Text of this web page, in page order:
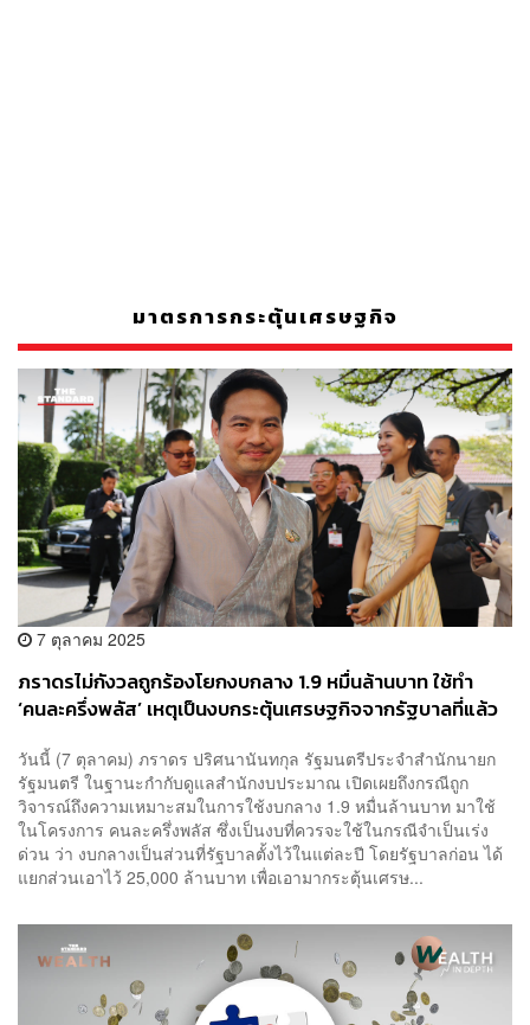
มาตรการกระตุ้นเศรษฐกิจ
7 ตุลาคม 2025
ภราดรไม่กังวลถูกร้องโยกงบกลาง 1.9 หมื่นล้านบาท ใช้ทำ
‘คนละครึ่งพลัส’ เหตุเป็นงบกระตุ้นเศรษฐกิจจากรัฐบาลที่แล้ว
วันนี้ (7 ตุลาคม) ภราดร ปริศนานันทกุล รัฐมนตรีประจำสำนักนายก
รัฐมนตรี ในฐานะกำกับดูแลสำนักงบประมาณ เปิดเผยถึงกรณีถูก
วิจารณ์ถึงความเหมาะสมในการใช้งบกลาง 1.9 หมื่นล้านบาท มาใช้
ในโครงการ คนละครึ่งพลัส ซึ่งเป็นงบที่ควรจะใช้ในกรณีจำเป็นเร่ง
ด่วน ว่า งบกลางเป็นส่วนที่รัฐบาลตั้งไว้ในแต่ละปี โดยรัฐบาลก่อน ได้
แยกส่วนเอาไว้ 25,000 ล้านบาท เพื่อเอามากระตุ้นเศรษ...